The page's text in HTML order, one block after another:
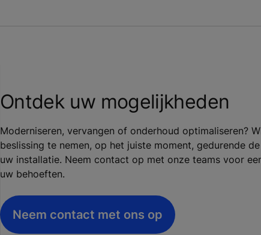
Ontdek uw mogelijkheden
Moderniseren, vervangen of onderhoud optimaliseren?
beslissing te nemen, op het juiste moment, gedurende
uw installatie. Neem contact op met onze teams voor
uw behoeften.
Neem contact met ons op